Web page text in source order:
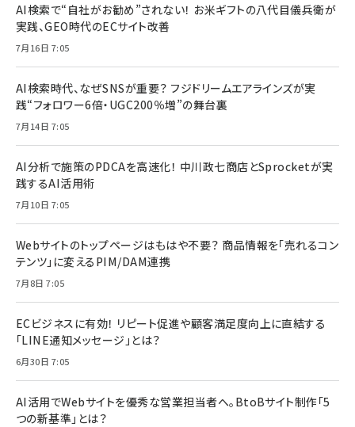
AI検索で“自社がお勧め”されない！ お米ギフトの八代目儀兵衛が
実践、GEO時代のECサイト改善
7月16日 7:05
AI検索時代、なぜSNSが重要？ フジドリームエアラインズが実
践“フォロワー6倍・UGC200％増”の舞台裏
7月14日 7:05
AI分析で施策のPDCAを高速化！ 中川政七商店とSprocketが実
践するAI活用術
7月10日 7:05
Webサイトのトップページはもはや不要？ 商品情報を「売れるコン
テンツ」に変えるPIM/DAM連携
7月8日 7:05
ECビジネスに有効！ リピート促進や顧客満足度向上に直結する
「LINE通知メッセージ」とは？
6月30日 7:05
AI活用でWebサイトを優秀な営業担当者へ。BtoBサイト制作「5
つの新基準」とは？